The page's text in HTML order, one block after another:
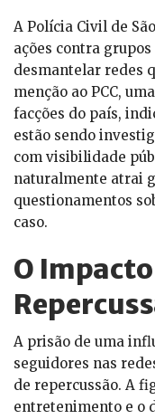
A Polícia Civil de
ações contra
desmantelar redes
menção ao PCC,
facções do país,
estão sendo
com visibilidade
naturalmente atrai
questionamentos
caso.
O
A prisão de uma
seguidores nas
de repercussão. A
entretenimento e o